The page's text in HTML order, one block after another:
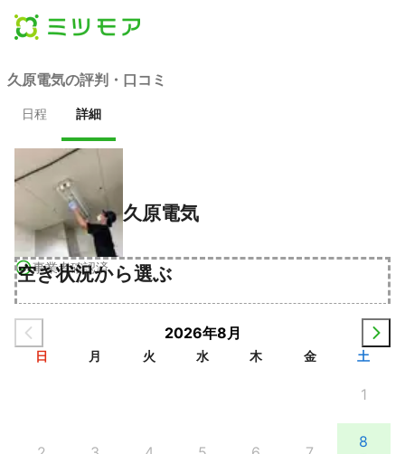
久原電気の評判・口コミ
日程 詳細
事業者確認済
久原電気
空き状況から選ぶ
2026年8月
日 月 火 水 木 金 土
1
8